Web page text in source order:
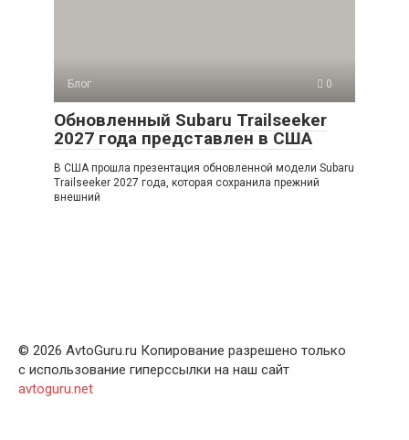
Блог 0
Обновленный Subaru Trailseeker
2027 года представлен в США
В США прошла презентация обновленной модели Subaru
Trailseeker 2027 года, которая сохранила прежний
внешний
© 2026 AvtoGuru.ru Копирование разрешено только
с использование гиперссылки на наш сайт
avtoguru.net